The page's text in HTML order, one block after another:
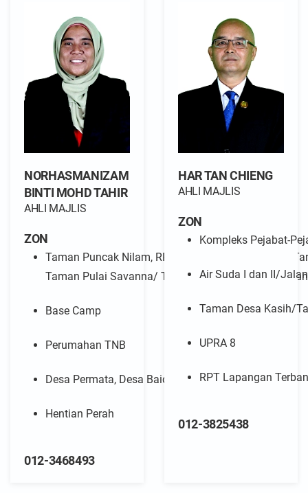
NORHASMANIZAM
BINTI MOHD TAHIR
AHLI MAJLIS
ZON
Taman Puncak Nilam, RPA 3, Taman Desa Delima,
Taman Pulai Savanna/ Taman Meranti Merah,
Base Camp
Perumahan TNB
Desa Permata, Desa Baiduri, Desa Mutiara
Hentian Perah
012-3468493
HAR TAN CHIENG
AHLI MAJLIS
ZON
Kompleks Pejabat-
Air Suda I dan II/
Taman Desa Kasih/
UPRA 8
RPT Lapangan
012-3825438